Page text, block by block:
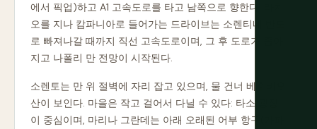
에서 픽업)하고 A1 고속도로를 타고 남쪽으로 향한다. 라치
오를 지나 캄파니아로 들어가는 드라이브는 소렌티네 반도
로 빠져나갈 때까지 직선 고속도로이며, 그 후 도로가 좁아
지고 나폴리 만 전망이 시작된다.
소렌토는 만 위 절벽에 자리 잡고 있으며, 물 건너 베수비오
산이 보인다. 마을은 작고 걸어서 다닐 수 있다: 타소 광장
이 중심이며, 마리나 그란데는 아래 오래된 어부 항구(가파